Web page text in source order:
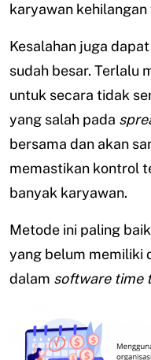
karyawan kehilangan
Kesalahan juga
sudah besar. Terlalu
untuk secara tidak
yang salah pada
bersama dan akan
memastikan kontrol
banyak karyawan.
Metode ini paling
yang belum memiliki
dalam softwaretime